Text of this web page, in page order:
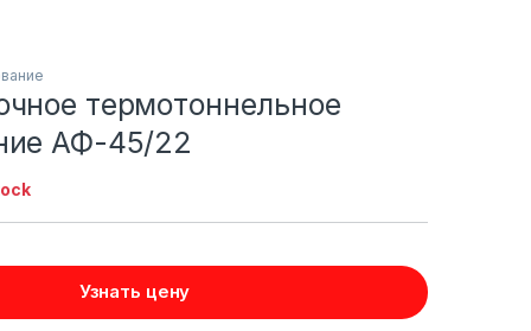
термотоннельное
АФ-45/22
Узнать цену